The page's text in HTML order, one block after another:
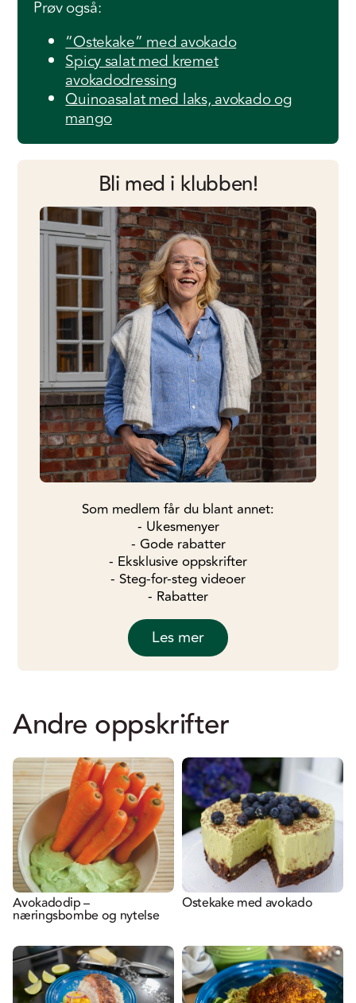
Prøv også:
“Ostekake” med avokado
Spicy salat med kremet
avokadodressing
Quinoasalat med laks, avokado og
mango
Bli med i klubben!
Som medlem får du blant annet:
- Ukesmenyer
- Gode rabatter
- Eksklusive oppskrifter
- Steg-for-steg videoer
- Rabatter
Les mer
Andre oppskrifter
Avokadodip –
næringsbombe og nytelse
Ostekake med avokado